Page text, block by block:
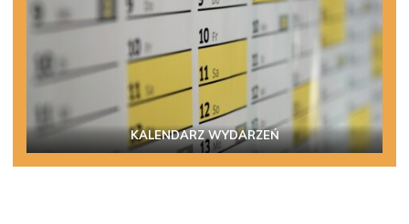
KALENDARZ WYDARZEŃ